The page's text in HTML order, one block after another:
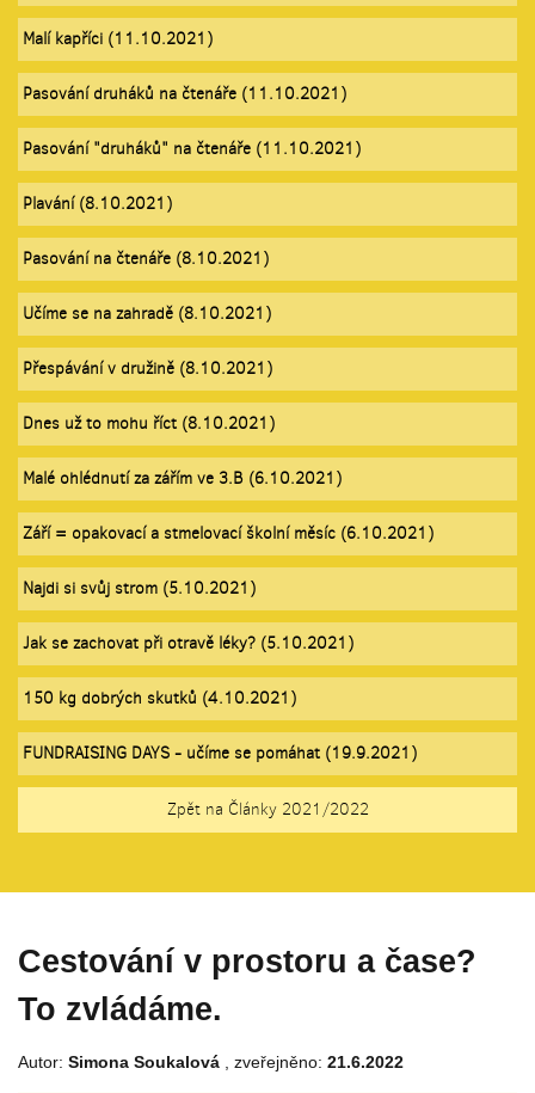
Malí kapříci (11.10.2021)
Pasování druháků na čtenáře (11.10.2021)
Pasování "druháků" na čtenáře (11.10.2021)
Plavání (8.10.2021)
Pasování na čtenáře (8.10.2021)
Učíme se na zahradě (8.10.2021)
Přespávání v družině (8.10.2021)
Dnes už to mohu říct (8.10.2021)
Malé ohlédnutí za zářím ve 3.B (6.10.2021)
Září = opakovací a stmelovací školní měsíc (6.10.2021)
Najdi si svůj strom (5.10.2021)
Jak se zachovat při otravě léky? (5.10.2021)
150 kg dobrých skutků (4.10.2021)
FUNDRAISING DAYS - učíme se pomáhat (19.9.2021)
Zpět na Články 2021/2022
Cestování v prostoru a čase?
To zvládáme.
Autor: Simona Soukalová , zveřejněno: 21.6.2022